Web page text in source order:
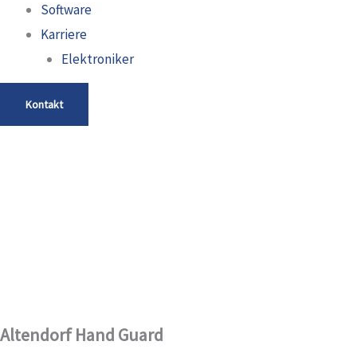
Software
Karriere
Elektroniker
Kontakt
Altendorf Hand Guard